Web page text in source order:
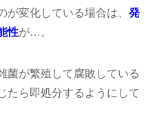
が変化している場合は、 発
性が
菌が繁殖して腐敗している
たら即処分するようにして